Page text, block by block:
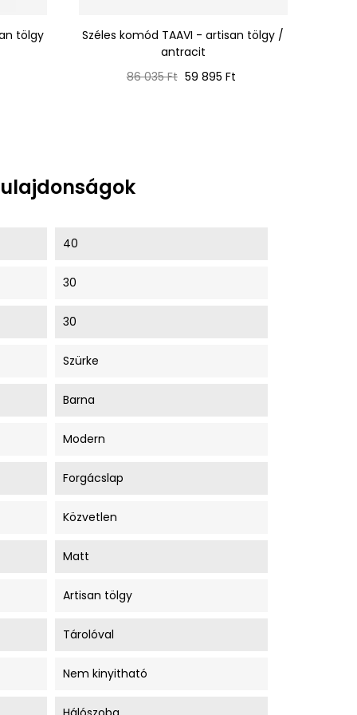
tölgy
Széles komód TAAVI - artisan tölgy /
antracit
Normál
86 035 Ft Ár
59 895 Ft
40
30
30
Szürke
Barna
Modern
Forgácslap
Közvetlen
Matt
Artisan tölgy
Tárolóval
Nem kinyitható